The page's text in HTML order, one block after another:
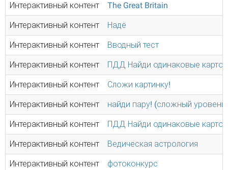
Интерактивный контент The Great Britain
Интерактивный контент Надё
Интерактивный контент Вводный тест
Интерактивный контент ПДД Найди одинаковые
Интерактивный контент Сложи картинку!
Интерактивный контент найди пару! (сложный
Интерактивный контент ПДД Найди одинаковые
Интерактивный контент Ведическая астрология
Интерактивный контент фотоконкурс